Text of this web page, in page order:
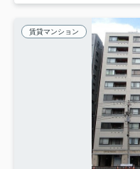
賃貸マンション